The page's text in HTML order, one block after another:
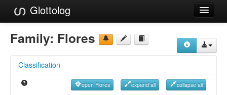
Glottolog
Languages
Language Search
Family: Flores
Classification
open Flores expand all collapse all